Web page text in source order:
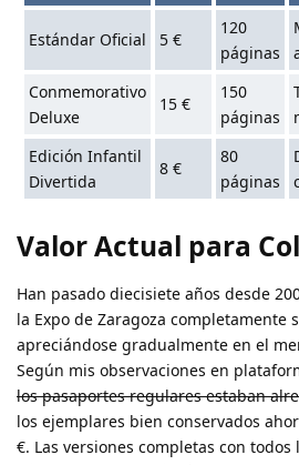
Estándar Oficial 5 €
120
páginas
Conmemorativo
Deluxe
15 €
150
páginas
Edición Infantil
Divertida
8 €
80
páginas
Valor Actual para
Han pasado diecisiete años desde
la Expo de Zaragoza completamente
apreciándose gradualmente en el
Según mis observaciones en
los pasaportes regulares estaban
los ejemplares bien conservados
€. Las versiones completas con